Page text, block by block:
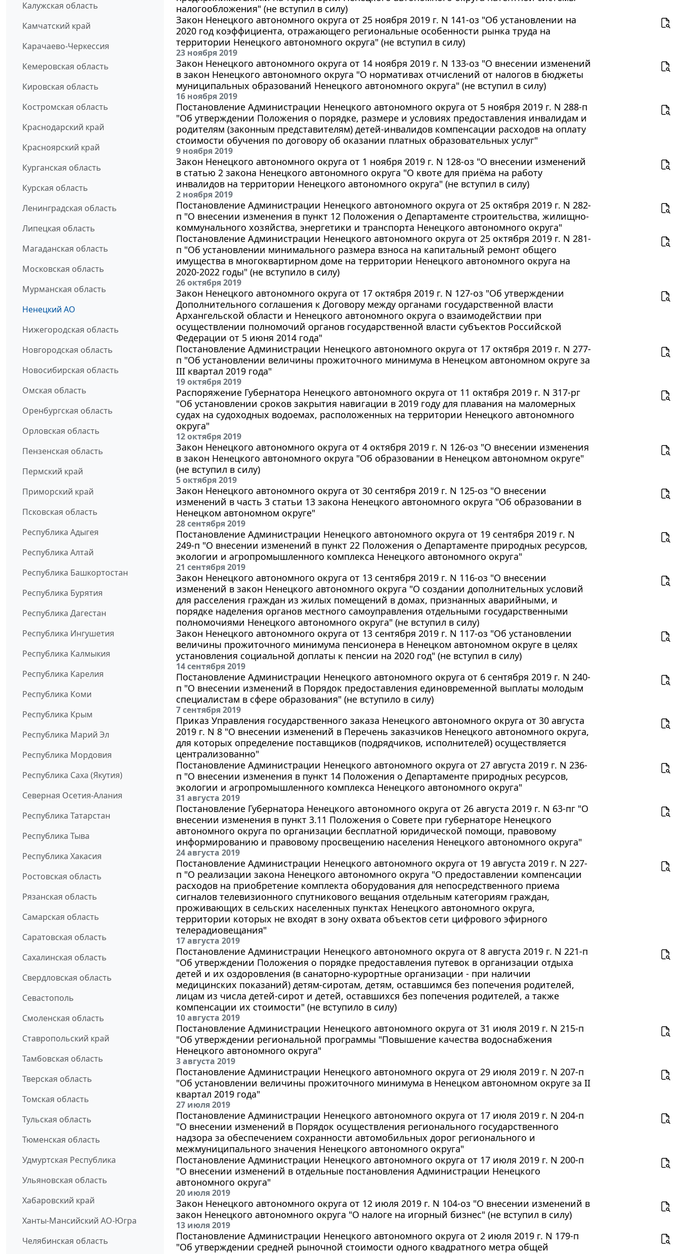
Калужская область
Камчатский край
Карачаево-Черкессия
Кемеровская область
Кировская область
Костромская область
Краснодарский край
Красноярский край
Курганская область
Курская область
Ленинградская область
Липецкая область
Магаданская область
Московская область
Мурманская область
Ненецкий АО
Нижегородская область
Новгородская область
Новосибирская область
Омская область
Оренбургская область
Орловская область
Пензенская область
Пермский край
Приморский край
Псковская область
Республика Адыгея
Республика Алтай
Республика Башкортостан
Республика Бурятия
Республика Дагестан
Республика Ингушетия
Республика Калмыкия
Республика Карелия
Республика Коми
Республика Крым
Республика Марий Эл
Республика Мордовия
Республика Саха (Якутия)
Северная Осетия-Алания
Республика Татарстан
Республика Тыва
Республика Хакасия
Ростовская область
Рязанская область
Самарская область
Саратовская область
Сахалинская область
Свердловская область
Севастополь
Смоленская область
Ставропольский край
Тамбовская область
Тверская область
Томская область
Тульская область
Тюменская область
Удмуртская Республика
Ульяновская область
Хабаровский край
Ханты-Мансийский АО-Югра
Челябинская область
налогообложения" (не вступил в силу)
Закон Ненецкого автономного округа от 25 ноября 2019 г. N 141-оз "Об установлении на
2020 год коэффициента, отражающего региональные особенности рынка труда на
территории Ненецкого автономного округа" (не вступил в силу)
23 ноября 2019
Закон Ненецкого автономного округа от 14 ноября 2019 г. N 133-оз "О внесении изменений
в закон Ненецкого автономного округа "О нормативах отчислений от налогов в бюджеты
муниципальных образований Ненецкого автономного округа" (не вступил в силу)
16 ноября 2019
Постановление Администрации Ненецкого автономного округа от 5 ноября 2019 г. N 288-п
"Об утверждении Положения о порядке, размере и условиях предоставления инвалидам и
родителям (законным представителям) детей-инвалидов компенсации расходов на оплату
стоимости обучения по договору об оказании платных образовательных услуг"
9 ноября 2019
Закон Ненецкого автономного округа от 1 ноября 2019 г. N 128-оз "О внесении изменений
в статью 2 закона Ненецкого автономного округа "О квоте для приёма на работу
инвалидов на территории Ненецкого автономного округа" (не вступил в силу)
2 ноября 2019
Постановление Администрации Ненецкого автономного округа от 25 октября 2019 г. N 282-
п "О внесении изменения в пункт 12 Положения о Департаменте строительства, жилищно-
коммунального хозяйства, энергетики и транспорта Ненецкого автономного округа"
Постановление Администрации Ненецкого автономного округа от 25 октября 2019 г. N 281-
п "Об установлении минимального размера взноса на капитальный ремонт общего
имущества в многоквартирном доме на территории Ненецкого автономного округа на
2020-2022 годы" (не вступило в силу)
26 октября 2019
Закон Ненецкого автономного округа от 17 октября 2019 г. N 127-оз "Об утверждении
Дополнительного соглашения к Договору между органами государственной власти
Архангельской области и Ненецкого автономного округа о взаимодействии при
осуществлении полномочий органов государственной власти субъектов Российской
Федерации от 5 июня 2014 года"
Постановление Администрации Ненецкого автономного округа от 17 октября 2019 г. N 277-
п "Об установлении величины прожиточного минимума в Ненецком автономном округе за
III квартал 2019 года"
19 октября 2019
Распоряжение Губернатора Ненецкого автономного округа от 11 октября 2019 г. N 317-рг
"Об установлении сроков закрытия навигации в 2019 году для плавания на маломерных
судах на судоходных водоемах, расположенных на территории Ненецкого автономного
округа"
12 октября 2019
Закон Ненецкого автономного округа от 4 октября 2019 г. N 126-оз "О внесении изменения
в закон Ненецкого автономного округа "Об образовании в Ненецком автономном округе"
(не вступил в силу)
5 октября 2019
Закон Ненецкого автономного округа от 30 сентября 2019 г. N 125-оз "О внесении
изменений в часть 3 статьи 13 закона Ненецкого автономного округа "Об образовании в
Ненецком автономном округе"
28 сентября 2019
Постановление Администрации Ненецкого автономного округа от 19 сентября 2019 г. N
249-п "О внесении изменений в пункт 22 Положения о Департаменте природных ресурсов,
экологии и агропромышленного комплекса Ненецкого автономного округа"
21 сентября 2019
Закон Ненецкого автономного округа от 13 сентября 2019 г. N 116-оз "О внесении
изменений в закон Ненецкого автономного округа "О создании дополнительных условий
для расселения граждан из жилых помещений в домах, признанных аварийными, и
порядке наделения органов местного самоуправления отдельными государственными
полномочиями Ненецкого автономного округа" (не вступил в силу)
Закон Ненецкого автономного округа от 13 сентября 2019 г. N 117-оз "Об установлении
величины прожиточного минимума пенсионера в Ненецком автономном округе в целях
установления социальной доплаты к пенсии на 2020 год" (не вступил в силу)
14 сентября 2019
Постановление Администрации Ненецкого автономного округа от 6 сентября 2019 г. N 240-
п "О внесении изменений в Порядок предоставления единовременной выплаты молодым
специалистам в сфере образования" (не вступило в силу)
7 сентября 2019
Приказ Управления государственного заказа Ненецкого автономного округа от 30 августа
2019 г. N 8 "О внесении изменений в Перечень заказчиков Ненецкого автономного округа,
для которых определение поставщиков (подрядчиков, исполнителей) осуществляется
централизованно"
Постановление Администрации Ненецкого автономного округа от 27 августа 2019 г. N 236-
п "О внесении изменения в пункт 14 Положения о Департаменте природных ресурсов,
экологии и агропромышленного комплекса Ненецкого автономного округа"
31 августа 2019
Постановление Губернатора Ненецкого автономного округа от 26 августа 2019 г. N 63-пг "О
внесении изменения в пункт 3.11 Положения о Совете при губернаторе Ненецкого
автономного округа по организации бесплатной юридической помощи, правовому
информированию и правовому просвещению населения Ненецкого автономного округа"
24 августа 2019
Постановление Администрации Ненецкого автономного округа от 19 августа 2019 г. N 227-
п "О реализации закона Ненецкого автономного округа "О предоставлении компенсации
расходов на приобретение комплекта оборудования для непосредственного приема
сигналов телевизионного спутникового вещания отдельным категориям граждан,
проживающих в сельских населенных пунктах Ненецкого автономного округа,
территории которых не входят в зону охвата объектов сети цифрового эфирного
телерадиовещания"
17 августа 2019
Постановление Администрации Ненецкого автономного округа от 8 августа 2019 г. N 221-п
"Об утверждении Положения о порядке предоставления путевок в организации отдыха
детей и их оздоровления (в санаторно-курортные организации - при наличии
медицинских показаний) детям-сиротам, детям, оставшимся без попечения родителей,
лицам из числа детей-сирот и детей, оставшихся без попечения родителей, а также
компенсации их стоимости" (не вступило в силу)
10 августа 2019
Постановление Администрации Ненецкого автономного округа от 31 июля 2019 г. N 215-п
"Об утверждении региональной программы "Повышение качества водоснабжения
Ненецкого автономного округа"
3 августа 2019
Постановление Администрации Ненецкого автономного округа от 29 июля 2019 г. N 207-п
"Об установлении величины прожиточного минимума в Ненецком автономном округе за II
квартал 2019 года"
27 июля 2019
Постановление Администрации Ненецкого автономного округа от 17 июля 2019 г. N 204-п
"О внесении изменений в Порядок осуществления регионального государственного
надзора за обеспечением сохранности автомобильных дорог регионального и
межмуниципального значения Ненецкого автономного округа"
Постановление Администрации Ненецкого автономного округа от 17 июля 2019 г. N 200-п
"О внесении изменений в отдельные постановления Администрации Ненецкого
автономного округа"
20 июля 2019
Закон Ненецкого автономного округа от 12 июля 2019 г. N 104-оз "О внесении изменений в
закон Ненецкого автономного округа "О налоге на игорный бизнес" (не вступил в силу)
13 июля 2019
Постановление Администрации Ненецкого автономного округа от 2 июля 2019 г. N 179-п
"Об утверждении средней рыночной стоимости одного квадратного метра общей